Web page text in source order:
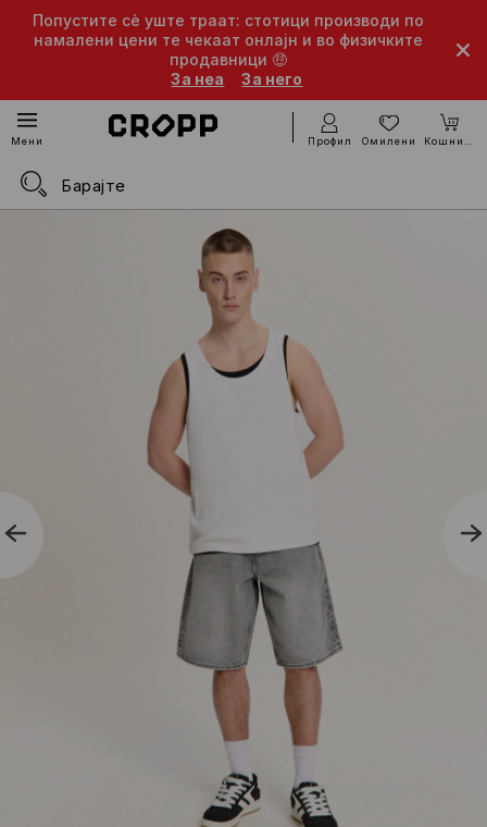
Попустите сè уште траат: стотици производи по
намалени цени те чекаат онлајн и во физичките
продавници 🤑
За неа
За него
Мени Профил Омилени Кошничка